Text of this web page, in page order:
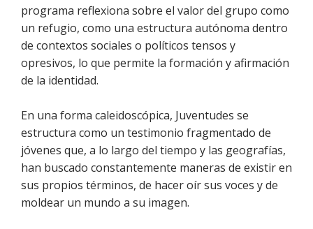
programa reflexiona sobre el valor del grupo como
un refugio, como una estructura autónoma dentro
de contextos sociales o políticos tensos y
opresivos, lo que permite la formación y afirmación
de la identidad.
En una forma caleidoscópica, Juventudes se
estructura como un testimonio fragmentado de
jóvenes que, a lo largo del tiempo y las geografías,
han buscado constantemente maneras de existir en
sus propios términos, de hacer oír sus voces y de
moldear un mundo a su imagen.